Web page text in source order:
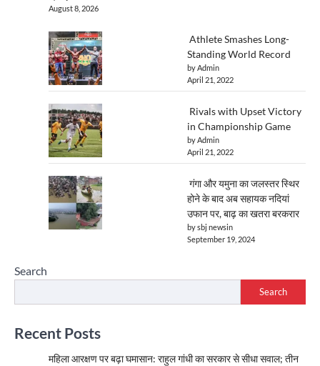
August 8, 2026
Athlete Smashes Long-
Standing World Record
by Admin
April 21, 2022
Rivals with Upset Victory
in Championship Game
by Admin
April 21, 2022
गंगा और यमुना का जलस्तर स्थिर
होने के बाद अब सहायक नदियां
उफान पर, बाढ़ का खतरा बरकरार
by sbj newsin
September 19, 2024
Search
Search
Recent Posts
महिला आरक्षण पर बढ़ा घमासान: राहुल गांधी का सरकार से सीधा सवाल; तीन